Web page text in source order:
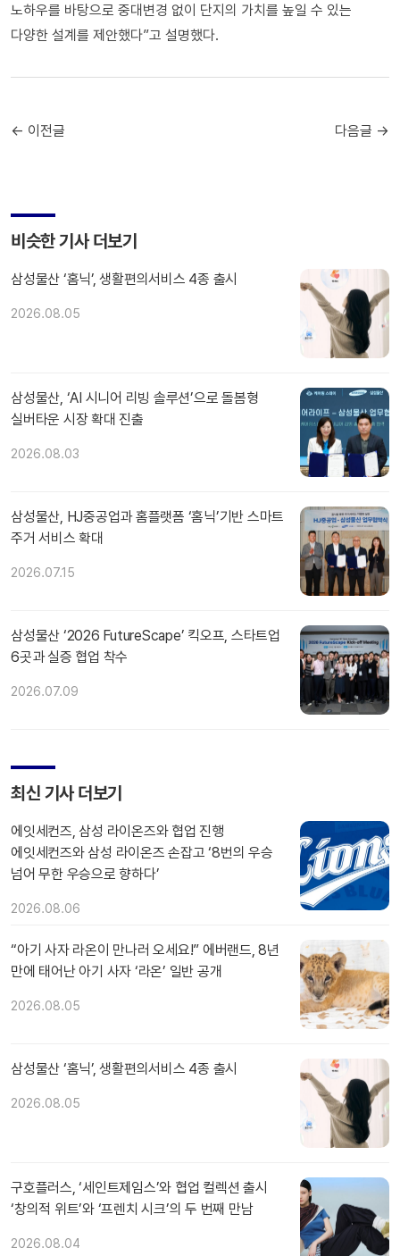
노하우를 바탕으로 중대변경 없이 단지의 가치를 높일 수 있는
다양한 설계를 제안했다”고 설명했다.
← 이전글 다음글 →
비슷한 기사 더보기
삼성물산 ‘홈닉’, 생활편의서비스 4종 출시
2026.08.05
삼성물산, ‘AI 시니어 리빙 솔루션’으로 돌봄형
실버타운 시장 확대 진출
2026.08.03
삼성물산, HJ중공업과 홈플랫폼 ‘홈닉’기반 스마트
주거 서비스 확대
2026.07.15
삼성물산 ‘2026 FutureScape’ 킥오프, 스타트업
6곳과 실증 협업 착수
2026.07.09
최신 기사 더보기
에잇세컨즈, 삼성 라이온즈와 협업 진행
에잇세컨즈와 삼성 라이온즈 손잡고 ‘8번의 우승
넘어 무한 우승으로 향하다’
2026.08.06
“아기 사자 라온이 만나러 오세요!” 에버랜드, 8년
만에 태어난 아기 사자 ‘라온’ 일반 공개
2026.08.05
삼성물산 ‘홈닉’, 생활편의서비스 4종 출시
2026.08.05
구호플러스, ‘세인트제임스’와 협업 컬렉션 출시
‘창의적 위트’와 ‘프렌치 시크’의 두 번째 만남
2026.08.04